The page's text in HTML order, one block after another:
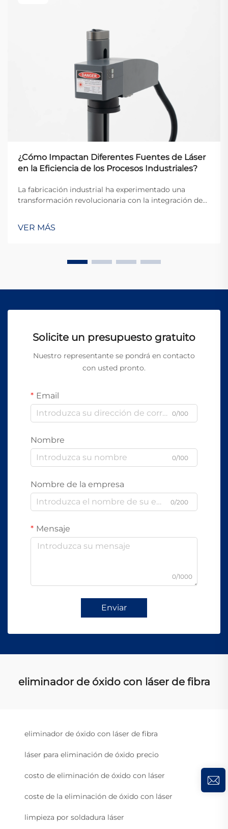
¿Cómo Impactan Diferentes Fuentes de Láser
en la Eficiencia de los Procesos Industriales?
La fabricación industrial ha experimentado una
transformación revolucionaria con la integración de
láser sirven como piedra angular del procesamiento
de precisión en múltiples sectores. La selección de la
VER MÁS
Solicite un presupuesto gratuito
Nuestro representante se pondrá en contacto
con usted pronto.
Email
0/100
Nombre
0/100
Nombre de la empresa
0/200
Mensaje
0/1000
Enviar
eliminador de óxido con láser de fibra
eliminador de óxido con láser de fibra
láser para eliminación de óxido precio
costo de eliminación de óxido con láser
coste de la eliminación de óxido con láser
limpieza por soldadura láser